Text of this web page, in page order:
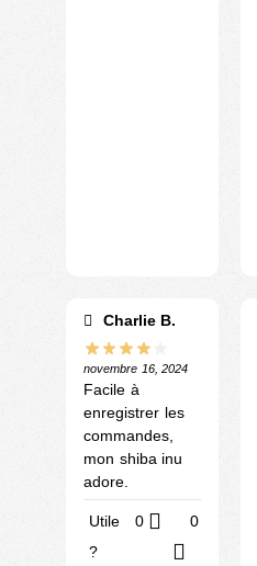
Charlie B.
novembre 16, 2024
Facile à
enregistrer les
commandes,
mon shiba inu
adore.
Utile
?
0 0